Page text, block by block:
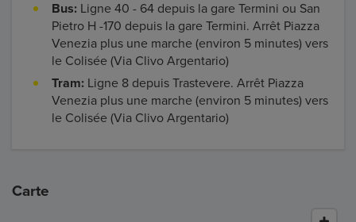
Bus: Ligne 40 - 64 depuis la gare Termini ou San
Pietro H -170 depuis la gare Termini. Arrêt Piazza
Venezia plus une marche (environ 5 minutes) vers
le Colisée (Via Clivo Argentario)
Tram: Ligne 8 depuis Trastevere. Arrêt Piazza
Venezia plus une marche (environ 5 minutes) vers
le Colisée (Via Clivo Argentario)
Carte